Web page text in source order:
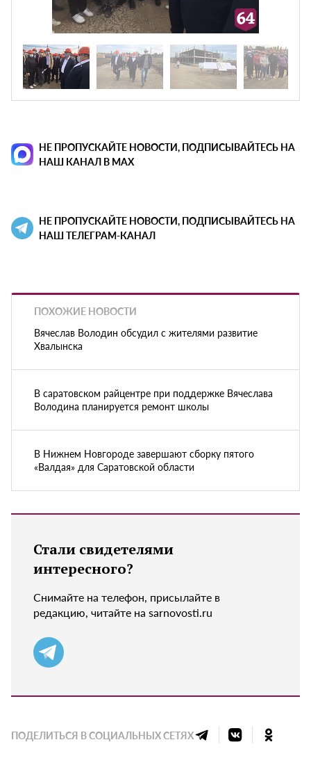
НЕ ПРОПУСКАЙТЕ НОВОСТИ, ПОДПИСЫВАЙТЕСЬ НА
НАШ КАНАЛ В MAX
НЕ ПРОПУСКАЙТЕ НОВОСТИ, ПОДПИСЫВАЙТЕСЬ НА
НАШ ТЕЛЕГРАМ-КАНАЛ
ПОХОЖИЕ НОВОСТИ
Вячеслав Володин обсудил с жителями развитие
Хвалынска
В саратовском райцентре при поддержке Вячеслава
Володина планируется ремонт школы
В Нижнем Новгороде завершают сборку пятого
«Валдая» для Саратовской области
Стали свидетелями
интересного?
Снимайте на телефон, присылайте в
редакцию, читайте на sarnovosti.ru
ПОДЕЛИТЬСЯ В СОЦИАЛЬНЫХ СЕТЯХ